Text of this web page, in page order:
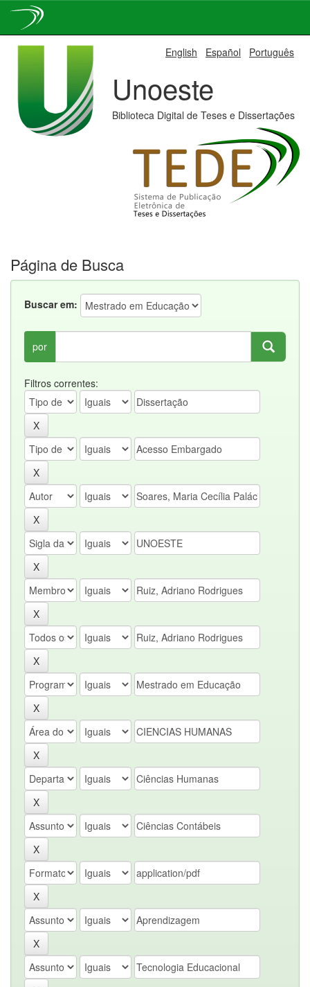
English Español Português
Unoeste
Biblioteca Digital de Teses e Dissertações
Página de Busca
Buscar em:
por
Filtros correntes: